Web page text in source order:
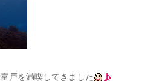
戸を満喫してきました